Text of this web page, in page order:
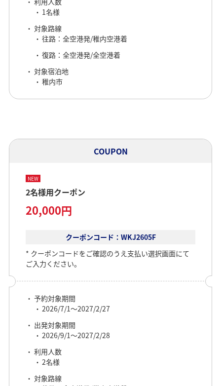
1名様
対象路線
往路：全空港発/稚内空港着
復路：全空港発/全空港着
対象宿泊地
稚内市
COUPON
NEW
2名様用クーポン
20,000円
クーポンコード：WKJ2605F
クーポンコードをご確認のうえ支払い選択画面にて
ご入力ください。
予約対象期間
2026/7/1～2027/2/27
出発対象期間
2026/9/1～2027/2/28
利用人数
2名様
対象路線